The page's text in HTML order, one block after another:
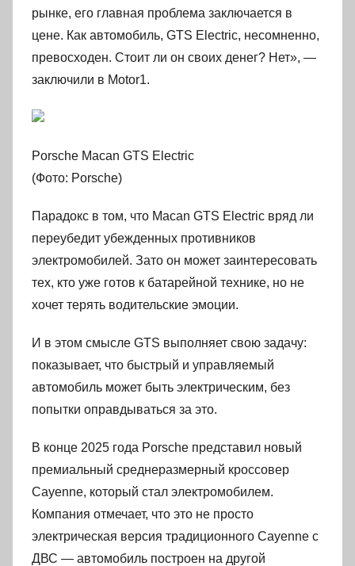
рынке, его главная проблема заключается в
цене. Как автомобиль, GTS Electric, несомненно,
превосходен. Стоит ли он своих денег? Нет», —
заключили в Motor1.
Porsche Macan GTS Electric
(Фото: Porsche)
Парадокс в том, что Macan GTS Electric вряд ли
переубедит убежденных противников
электромобилей. Зато он может заинтересовать
тех, кто уже готов к батарейной технике, но не
хочет терять водительские эмоции.
И в этом смысле GTS выполняет свою задачу:
показывает, что быстрый и управляемый
автомобиль может быть электрическим, без
попытки оправдываться за это.
В конце 2025 года Porsche представил новый
премиальный среднеразмерный кроссовер
Cayenne, который стал электромобилем.
Компания отмечает, что это не просто
электрическая версия традиционного Cayenne с
ДВС — автомобиль построен на другой